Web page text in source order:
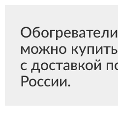
можно
с доставкой
России.